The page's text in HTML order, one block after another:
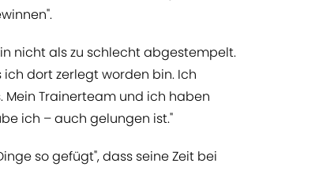
nicht als zu schlecht abgestempelt.
ich dort zerlegt worden bin. Ich
Mein Trainerteam und ich haben
ich – auch gelungen ist."
so gefügt", dass seine Zeit bei